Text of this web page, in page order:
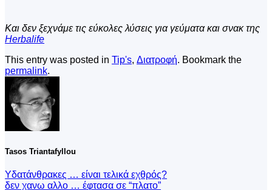
Και δεν ξεχνάμε τις εύκολες λύσεις για γεύματα και σνακ της
Herbalife
This entry was posted in Tip's, Διατροφή. Bookmark the
permalink.
Tasos Triantafyllou
Yδατάνθρακες … είναι τελικά εχθρός?
δεν χανω αλλο … έφτασα σε “πλατο”